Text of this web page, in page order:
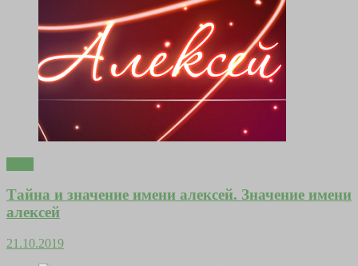
Тайна и значение имени алексей. Значение имени
алексей
21.10.2019